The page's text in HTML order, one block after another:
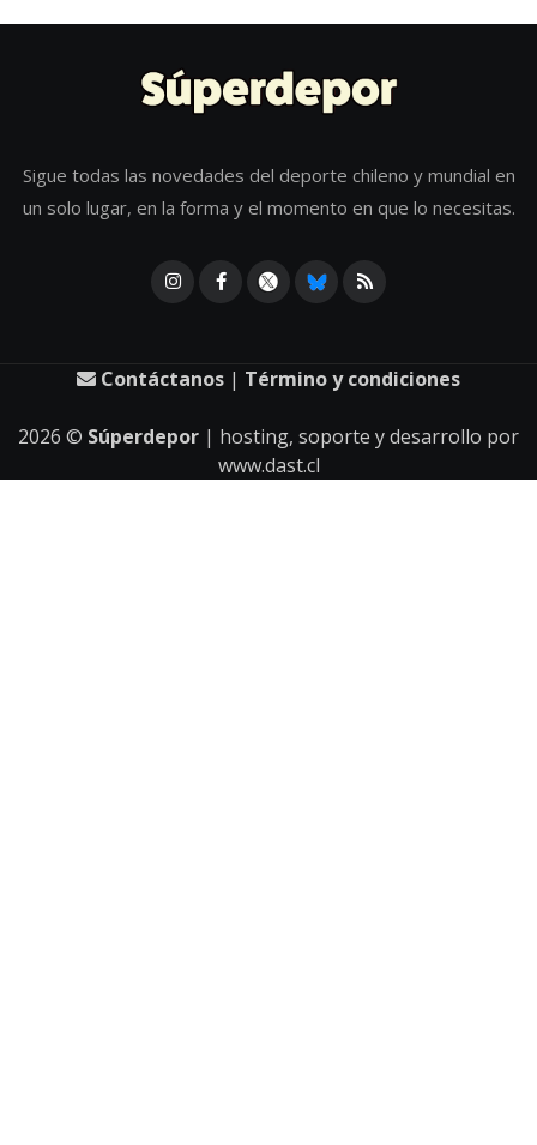
Sigue todas las novedades del deporte chileno y mundial en
un solo lugar, en la forma y el momento en que lo necesitas.
Contáctanos | Término y condiciones
2026 © Súperdepor | hosting, soporte y desarrollo por
www.dast.cl